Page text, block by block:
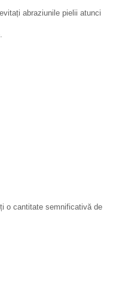
abraziunile pielii atunci
o cantitate semnificativă de